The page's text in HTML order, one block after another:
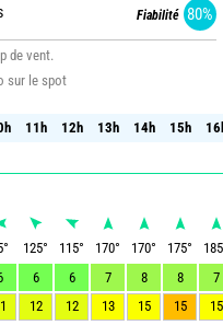
Fiabilité 80%
de vent.
sur le spot
11h 12h 13h 14h 15h
11h 12h 13h 14h 15h
° 125° 115° 170° 170° 175°
185
6 6 7 8 8
7
12 12 13 15 15 15